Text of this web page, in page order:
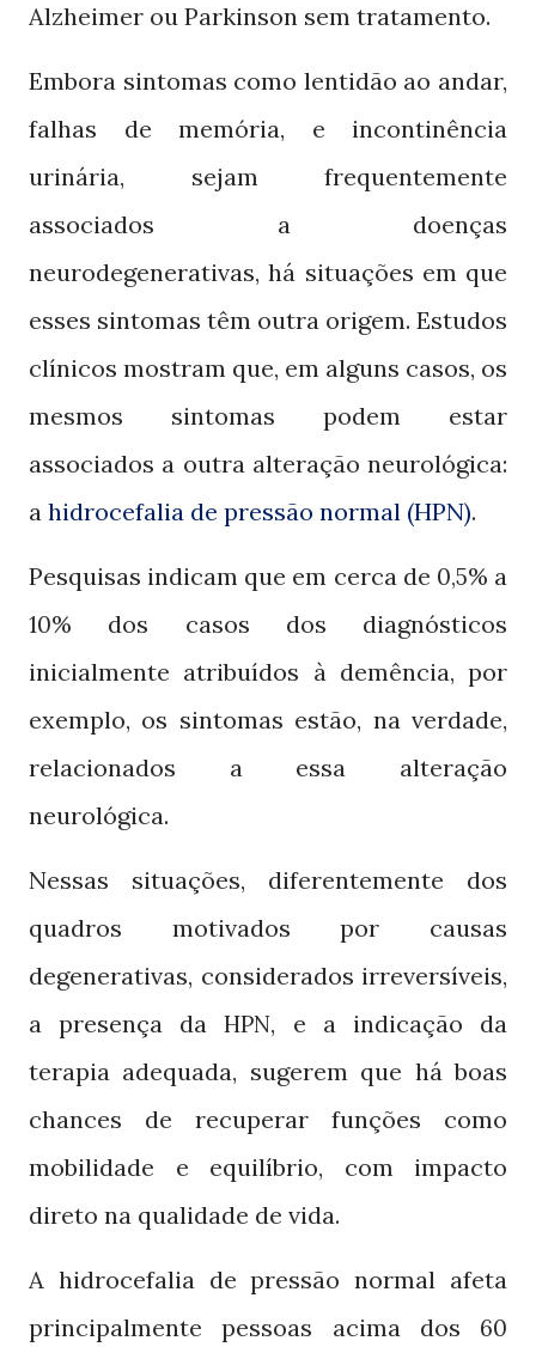
Alzheimer ou Parkinson sem tratamento.
Embora sintomas como lentidão ao andar,
falhas de memória, e incontinência
urinária, sejam frequentemente
associados a doenças
neurodegenerativas, há situações em que
esses sintomas têm outra origem. Estudos
clínicos mostram que, em alguns casos, os
mesmos sintomas podem estar
associados a outra alteração neurológica:
a hidrocefalia de pressão normal (HPN).
Pesquisas indicam que em cerca de 0,5% a
10% dos casos dos diagnósticos
inicialmente atribuídos à demência, por
exemplo, os sintomas estão, na verdade,
relacionados a essa alteração
neurológica.
Nessas situações, diferentemente dos
quadros motivados por causas
degenerativas, considerados irreversíveis,
a presença daHPN, e a indicação da
terapia adequada, sugerem que há boas
chances de recuperar funções como
mobilidade e equilíbrio, com impacto
direto na qualidade de vida.
A hidrocefalia de pressão normal afeta
principalmente pessoas acima dos 60